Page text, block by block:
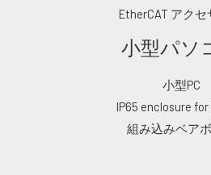
EtherCAT アクセ
小型パソ
小型PC
IP65 enclosure for
組み込みベア